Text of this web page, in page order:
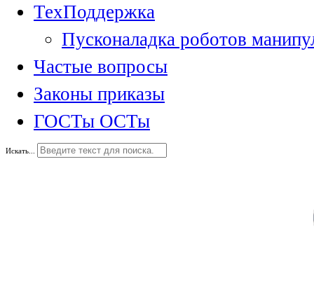
ТехПоддержка
Пусконаладка роботов
Частые вопросы
Законы приказы
ГОСТы ОСТы
Искать...